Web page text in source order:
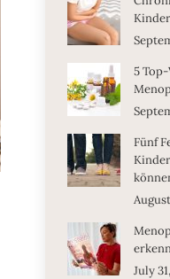
5
Fünf
July